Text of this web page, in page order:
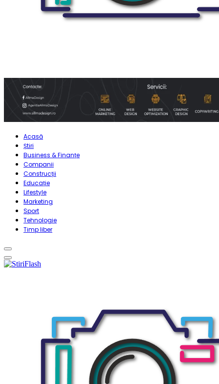
Acasă
Știri
Business & Finanțe
Companii
Construcții
Educație
Lifestyle
Marketing
Sport
Tehnologie
Timp liber